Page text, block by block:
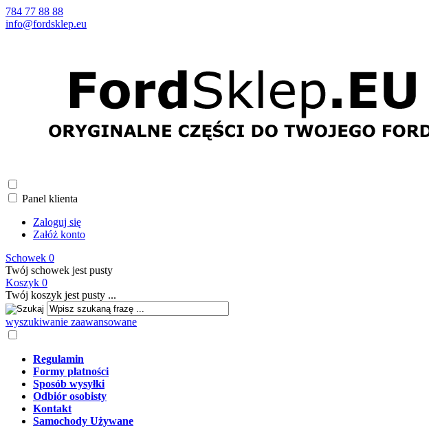
784 77 88 88
info@fordsklep.eu
Panel klienta
Zaloguj się
Załóż konto
Schowek 0
Twój schowek jest pusty
Koszyk 0
Twój koszyk jest pusty ...
wyszukiwanie zaawansowane
Regulamin
Formy płatności
Sposób wysyłki
Odbiór osobisty
Kontakt
Samochody Używane